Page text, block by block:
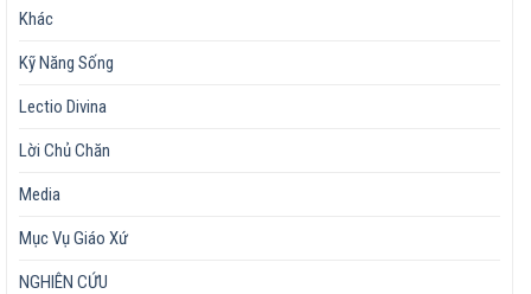
Khác
Kỹ Năng Sống
Lectio Divina
Lời Chủ Chăn
Media
Mục Vụ Giáo Xứ
NGHIÊN CỨU